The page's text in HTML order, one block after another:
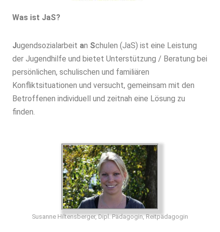
Was ist JaS?
Jugendsozialarbeit an Schulen (JaS) ist eine Leistung
der Jugendhilfe und bietet Unterstützung / Beratung bei
persönlichen, schulischen und familiären
Konfliktsituationen und versucht, gemeinsam mit den
Betroffenen individuell und zeitnah eine Lösung zu
finden.
Susanne Hiltensberger, Dipl. Pädagogin, Reitpädagogin